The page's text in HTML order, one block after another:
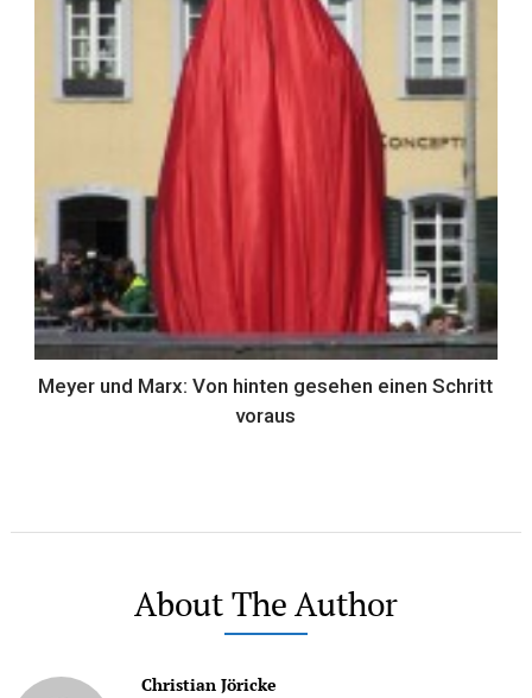
Meyer und Marx: Von hinten gesehen einen Schritt
voraus
About The Author
Christian Jöricke